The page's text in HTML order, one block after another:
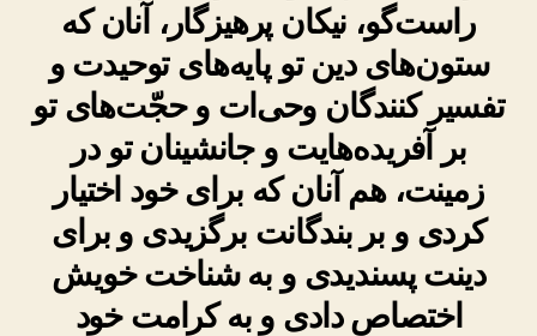
راست‌گو، نیکان پرهیزگار، آنان که
ستون‌های دین تو پایه‌های توحیدت و
تفسیر کنندگان وحی‌ات و حجّت‌های تو
بر آفریده‌هایت و جانشینان تو در
زمینت، هم آنان که برای خود اختیار
کردی و بر بندگانت برگزیدی و برای
دینت پسندیدی و به شناخت خویش
اختصاص دادی و به کرامت خود